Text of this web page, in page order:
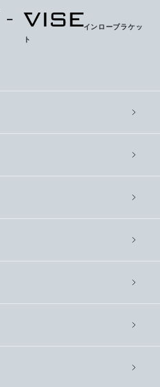
インローブラケッ
ト